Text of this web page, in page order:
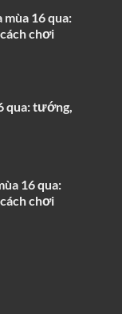
mùa 16 qua:
chơi
qua: tướng,
16 qua:
chơi